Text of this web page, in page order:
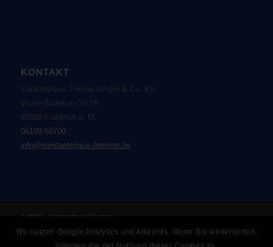
KONTAKT
Sanitätshaus Förster GmbH & Co. KG
Victor-Slotosch-Str.19
60388 Frankfurt a. M.
06109-50700
info@sanitaetshaus-foerster.de
© 2026 - Sanitätshaus Förster
Wir nutzen Google Analytics und Adwords. Wenn Sie weitersurfen,